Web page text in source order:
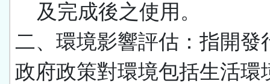
及完成後之使用。
二、環境影響評估：指開發
政府政策對環境包括生活環